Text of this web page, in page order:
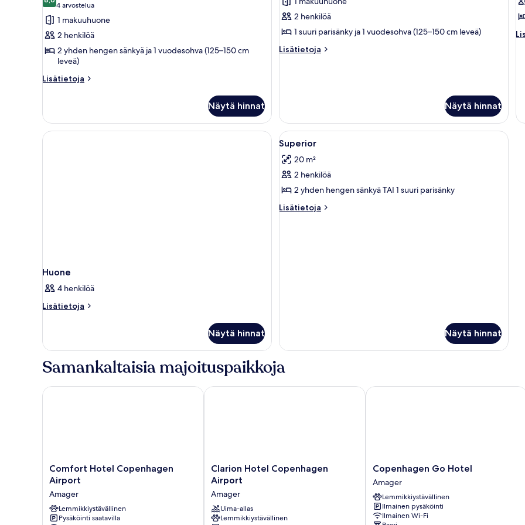
excluded)
excluded)
Kahden
hengen
superior-
huone
(kaksi
(Wellness
excluded)
kuvat
8,6 kautta 10
4 arvostelua
(4
arvostelua)
1 makuuhuone
2 henkilöä
2 yhden hengen sänkyä ja 1 vuodesohva (125–150 cm
leveä)
Lisätietoja
Lisätietoja
superior-
huone
(kaksi
Näytä hinnat
Sviitti
(Master
-
Wellness
&
2 henkilöä
1 suuri parisänky ja 1 vuodesohva (125–150 cm leveä)
Lisätietoja
Lisätietoja
pool
excluded)
Näytä hinnat
Huone
4 henkilöä
Lisätietoja
Lisätietoja
Näytä hinnat
Avaa
kaikki
huonetyypin
Superior
kuvat
Tallelokero huoneessa, vuodevaatteet
10
Superior
20 m²
2 henkilöä
2 yhden hengen sänkyä TAI 1 suuri parisänky
Lisätietoja
Lisätietoja
Näytä hinnat
Samankaltaisia majoituspaikkoja
Comfort
Hotel
Copenhagen
Airport
Amager
Comfort Hotel Copenhagen
Airport
Amager
Lemmikkiystävällinen
Pysäköinti saatavilla
Comfort Hotel Copenhagen Airport
Clarion
Hotel
Copenhagen
Airport
Amager
Clarion Hotel Copenhagen
Airport
Amager
Uima-allas
Lemmikkiystävällinen
Clarion Hotel Copenhagen Airport
Copenhagen
Go
Hotel
Amager
Copenhagen Go Hotel
Amager
Lemmikkiystävällinen
Ilmainen pysäköinti
Ilmainen Wi-Fi
Copenhagen Go Hotel